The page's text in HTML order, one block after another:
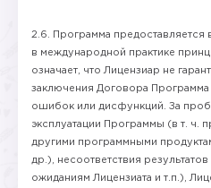
2.6. Программа предоставляется
в международной практике
означает, что Лицензиар не
заключения Договора
ошибок или дисфункций. За
эксплуатации Программы (в т. ч.
другими программными
др.), несоответствия
ожиданиям Лицензиата и т.п.),